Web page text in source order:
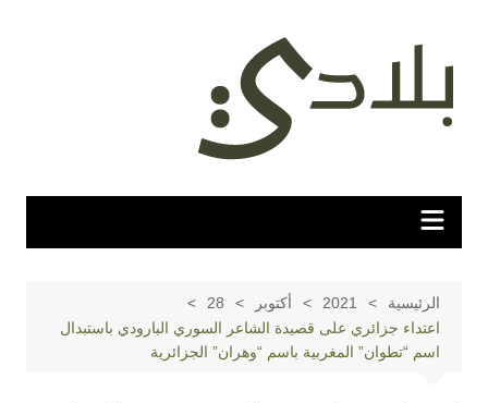
المحتوى
الرئيسية 2021 أكتوبر
28
اعتداء جزائري على قصيدة الشاعر السوري البارودي باستبدال
اسم “تطوان” المغربية باسم “وهران” الجزائرية